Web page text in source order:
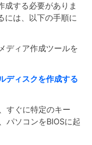
成する必要がありま
には、以下の手順に
ディア作成ツールを
ディスクを作成する
すぐに特定のキー
パソコンをBIOSに起